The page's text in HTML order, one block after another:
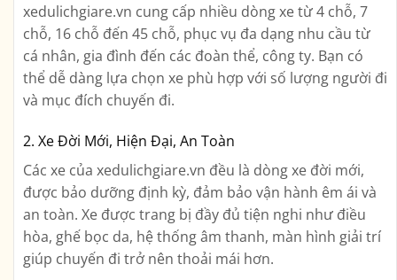
xedulichgiare.vn cung cấp nhiều dòng xe từ 4 chỗ, 7
chỗ, 16 chỗ đến 45 chỗ, phục vụ đa dạng nhu cầu từ
cá nhân, gia đình đến các đoàn thể, công ty. Bạn có
thể dễ dàng lựa chọn xe phù hợp với số lượng người đi
và mục đích chuyến đi.
2. Xe Đời Mới, Hiện Đại, An Toàn
Các xe của xedulichgiare.vn đều là dòng xe đời mới,
được bảo dưỡng định kỳ, đảm bảo vận hành êm ái và
an toàn. Xe được trang bị đầy đủ tiện nghi như điều
hòa, ghế bọc da, hệ thống âm thanh, màn hình giải trí
giúp chuyến đi trở nên thoải mái hơn.